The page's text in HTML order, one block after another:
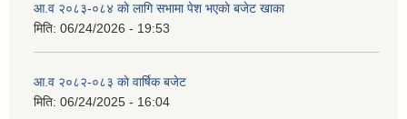
आ.व २०८३-०८४ काे लागि सभामा पेश भएकाे बजेट खाका
मिति: 06/24/2026 - 19:53
आ.व २०८२-०८३ काे वार्षिक बजेट
मिति: 06/24/2025 - 16:04